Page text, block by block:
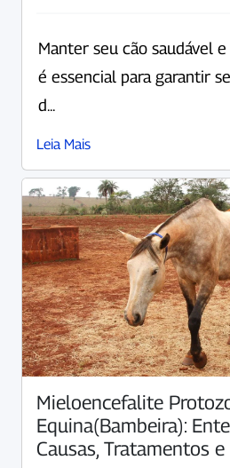
Manter seu cão saudável
é essencial para garantir
d...
Leia Mais
Mieloencefalite
Equina(Bambeira):
Causas, Tratamentos